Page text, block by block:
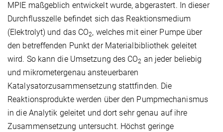
MPIE maßgeblich entwickelt wurde, abgerastert. In dieser
Durchflusszelle befindet sich das Reaktionsmedium
(Elektrolyt) und das CO2, welches mit einer Pumpe über
den betreffenden Punkt der Materialbibliothek geleitet
wird. So kann die Umsetzung des CO2 an jeder beliebig
und mikrometergenau ansteuerbaren
Katalysatorzusammensetzung stattfinden. Die
Reaktionsprodukte werden über den Pumpmechanismus
in die Analytik geleitet und dort sehr genau auf ihre
Zusammensetzung untersucht. Höchst geringe